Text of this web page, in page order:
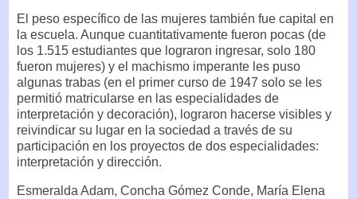
El peso específico de las mujeres también fue capital en
la escuela. Aunque cuantitativamente fueron pocas (de
los 1.515 estudiantes que lograron ingresar, solo 180
fueron mujeres) y el machismo imperante les puso
algunas trabas (en el primer curso de 1947 solo se les
permitió matricularse en las especialidades de
interpretación y decoración), lograron hacerse visibles y
reivindicar su lugar en la sociedad a través de su
participación en los proyectos de dos especialidades:
interpretación y dirección.
Esmeralda Adam, Concha Gómez Conde, María Elena